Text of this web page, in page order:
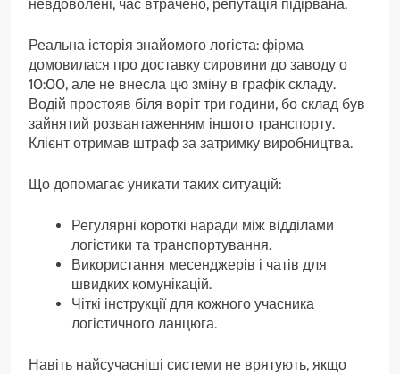
невдоволені, час втрачено, репутація підірвана.
Реальна історія знайомого логіста: фірма
домовилася про доставку сировини до заводу о
10:00, але не внесла цю зміну в графік складу.
Водій простояв біля воріт три години, бо склад був
зайнятий розвантаженням іншого транспорту.
Клієнт отримав штраф за затримку виробництва.
Що допомагає уникати таких ситуацій:
Регулярні короткі наради між відділами
логістики та транспортування.
Використання месенджерів і чатів для
швидких комунікацій.
Чіткі інструкції для кожного учасника
логістичного ланцюга.
Навіть найсучасніші системи не врятують, якщо